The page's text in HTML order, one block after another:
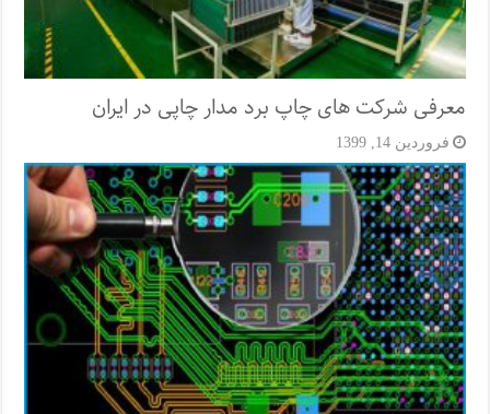
معرفی شرکت‌ های چاپ برد مدار چاپی در ایران
فروردین 14, 1399